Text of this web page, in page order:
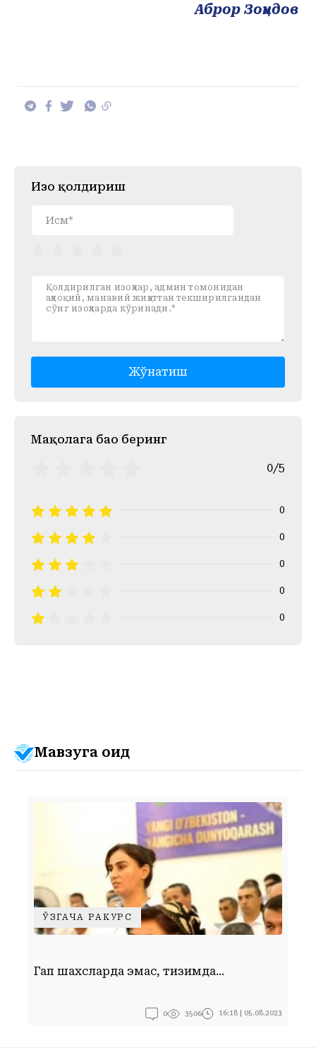
Аброр Зоҳидов
Изоҳ қолдириш
Жўнатиш
Mақолага баҳо беринг
0/5
0
0
0
0
0
Мавзуга оид
ЎЗГАЧА РАКУРС
Гап шахсларда эмас, тизимда...
0 3506 16:18 | 05.08.2023